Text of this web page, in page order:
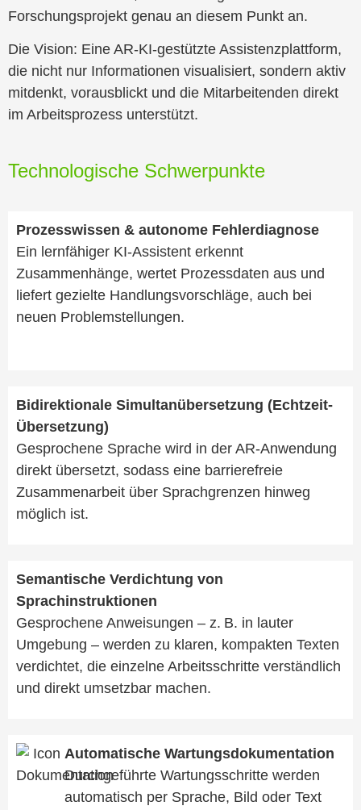
Forschungsprojekt genau an diesem Punkt an.
Die Vision: Eine AR-KI-gestützte Assistenzplattform,
die nicht nur Informationen visualisiert, sondern aktiv
mitdenkt, vorausblickt und die Mitarbeitenden direkt
im Arbeitsprozess unterstützt.
Technologische Schwerpunkte
Prozesswissen & autonome Fehlerdiagnose
Ein lernfähiger KI-Assistent erkennt
Zusammenhänge, wertet Prozessdaten aus und
liefert gezielte Handlungsvorschläge, auch bei
neuen Problemstellungen.
Bidirektionale Simultanübersetzung (Echtzeit-
Übersetzung)
Gesprochene Sprache wird in der AR-Anwendung
direkt übersetzt, sodass eine barrierefreie
Zusammenarbeit über Sprachgrenzen hinweg
möglich ist.
Semantische Verdichtung von
Sprachinstruktionen
Gesprochene Anweisungen – z. B. in lauter
Umgebung – werden zu klaren, kompakten Texten
verdichtet, die einzelne Arbeitsschritte verständlich
und direkt umsetzbar machen.
Automatische Wartungsdokumentation
Durchgeführte Wartungsschritte werden
automatisch per Sprache, Bild oder Text